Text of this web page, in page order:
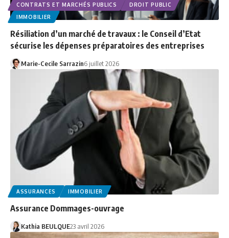
CONTRATS ET MARCHÉS PUBLICS
DROIT PUBLIC
IMMOBILIER
Résiliation d’un marché de travaux : le Conseil d’Etat
sécurise les dépenses préparatoires des entreprises
Marie-Cecile Sarrazin6 juillet 2026
ASSURANCES IMMOBILIER
Assurance Dommages-ouvrage
Kathia BEULQUE23 avril 2026